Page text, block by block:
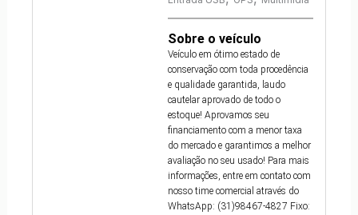
Sobre o veículo
Veículo em ótimo estado de
conservação com toda procedência
e qualidade garantida, laudo
cautelar aprovado de todo o
estoque! Aprovamos seu
financiamento com a menor taxa
do mercado e garantimos a melhor
avaliação no seu usado! Para mais
informações, entre em contato com
nosso time comercial através do
WhatsApp: (31)98467-4827 Fixo: